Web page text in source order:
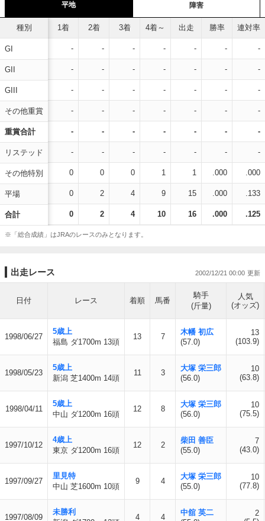
平地 障害
種別
GI
GII
GIII
その他重賞
重賞合計
リステッド
その他特別
平場
合計
1着 2着 3着 4着～ 出走 勝率 連対率
- - - - - - -
- - - - - - -
- - - - - - -
- - - - - - -
- - - - - - -
- - - - - - -
0 0 0 1 1 .000 .000
0 2 4 9 15 .000 .133
0 2 4 10 16 .000 .125
※「総合成績」はJRAのレースのみとなります。
出走レース 2002/12/21 00:00
日付 レース 着順 馬番
騎手
(斤量)
人気
(オッズ)
1998/06/27
5歳上
福島 ダ1700m 13頭
13 7
木幡 初広
(57.0)
13
(103.9)
1998/05/23
5歳上
新潟 芝1400m 14頭
11 3
大塚 栄三郎
(56.0)
10
(63.8)
1998/04/11
5歳上
中山 ダ1200m 16頭
12 8
大塚 栄三郎
(56.0)
10
(75.5)
1997/10/12
4歳上
東京 ダ1200m 16頭
12 2
柴田 善臣
(55.0)
7
(43.0)
1997/09/27
里見特
中山 芝1600m 10頭
9 4
大塚 栄三郎
(55.0)
10
(77.8)
1997/08/09
未勝利
4 4
中舘 英二
2